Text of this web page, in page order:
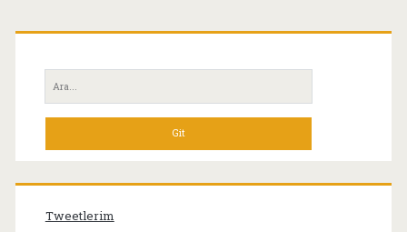
Birincil
Yan
Menü
Ara:
Tweetlerim